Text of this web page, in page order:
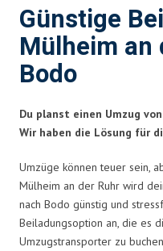
Günstige
Mülheim an
Bodo
Du planst einen Umzug
Wir haben die Lösung für
Umzüge können teuer sein,
Mülheim an der Ruhr wird
nach Bodo günstig und
Beiladungsoption an, die es
Umzugstransporter zu